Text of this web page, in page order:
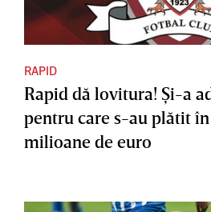
RAPID
Rapid dă lovitura! Şi-a
pentru care s-au plătit
milioane de euro